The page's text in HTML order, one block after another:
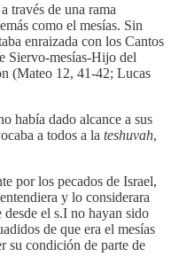
través de una rama
como el mesías. Sin
enraizada con los Cantos
Siervo-mesías-Hijo del
(Mateo 12, 41-42; Lucas
había dado alcance a sus
a todos a la teshuvah,
por los pecados de Israel,
y lo considerara
el s.I no hayan sido
de que era el mesías
su condición de parte de